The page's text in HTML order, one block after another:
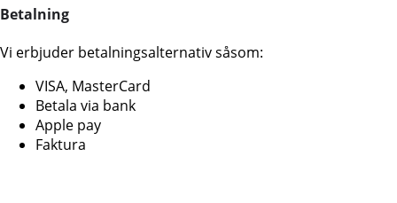
Betalning
Vi erbjuder betalningsalternativ såsom:
VISA, MasterCard
Betala via bank
Apple pay
Faktura